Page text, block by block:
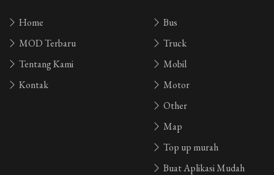
Home
MOD Terbaru
Tentang Kami
Kontak
Bus
Truck
Mobil
Motor
Other
Map
Top up murah
Buat Aplikasi Mudah